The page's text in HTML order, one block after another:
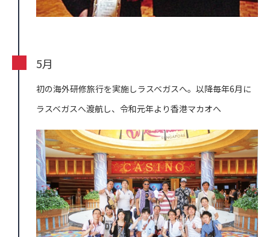
5月
初の海外研修旅行を実施しラスベガスへ。以降毎年6月に
ラスベガスへ渡航し、令和元年より香港マカオへ